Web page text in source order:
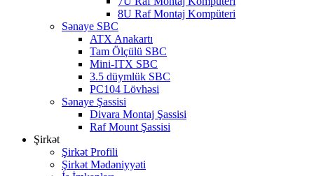
8U Raf Montaj Kompüteri
Sənaye SBC
ATX Anakartı
Tam Ölçülü SBC
Mini-ITX SBC
3.5 düymlük SBC
PC104 Lövhəsi
Sənaye Şassisi
Divara Montaj Şassisi
Raf Mount Şassisi
Şirkət
Şirkət Profili
Şirkət Mədəniyyəti